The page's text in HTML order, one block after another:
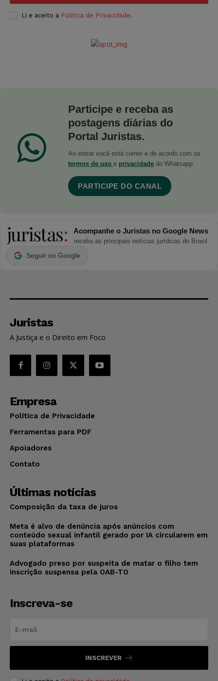
Li e aceito a Política de Privacidade.
Participe e receba as
postagens diárias do
Portal Juristas.
Ao entrar você está ciente e de acordo com os
termos de uso e privacidade do Whatsapp.
PARTICIPE DO CANAL
Acompanhe o Juristas no Google News
receba as principais notícias jurídicas do Brasil
Seguir no Google
Juristas
A Justiça e o Direito em Foco
Empresa
Política de Privacidade
Ferramentas para PDF
Apoiadores
Contato
Últimas notícias
Composição da taxa de juros
Meta é alvo de denúncia após anúncios com
conteúdo sexual infantil gerado por IA circularem em
suas plataformas
Advogado preso por suspeita de matar o filho tem
inscrição suspensa pela OAB-TO
Inscreva-se
INSCREVER